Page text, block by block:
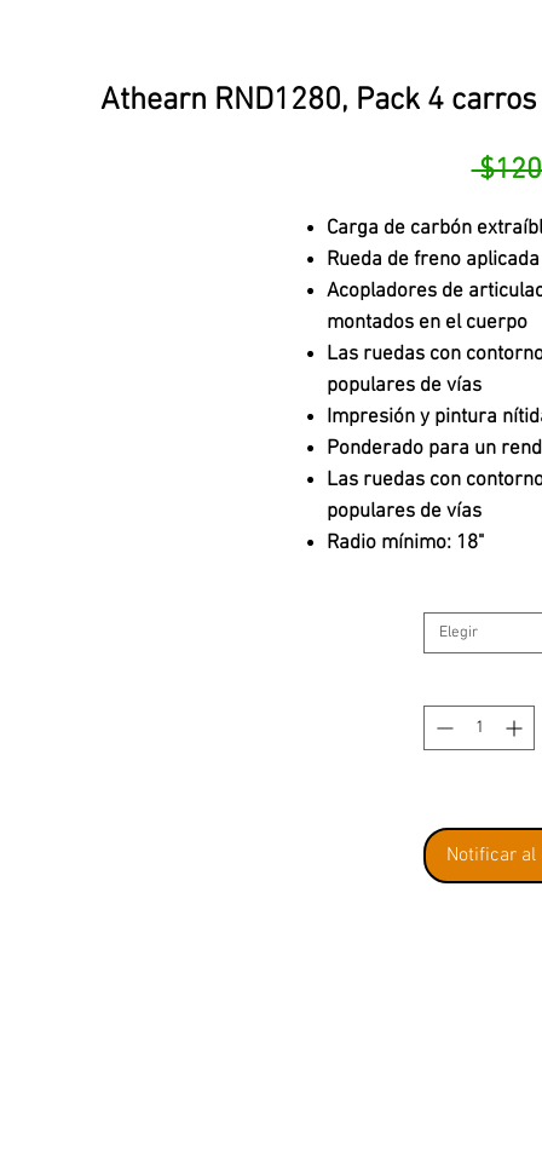
Athearn RND1280, Pack 4
Carga de carbón
Rueda de freno
Acopladores de
montados en el cuerpo
Las ruedas con
populares de vías
Impresión y pintura
Ponderado para un
Las ruedas con
populares de vías
Radio mínimo: 18"
Elegir
Notificar